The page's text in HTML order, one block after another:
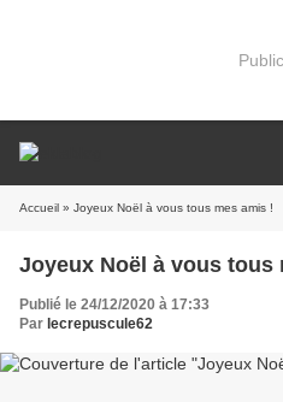
Accueil » Joyeux Noël à vous tous mes amis !
Joyeux Noël à vous tous
Publié le 24/12/2020 à 17:33
Par lecrepuscule62